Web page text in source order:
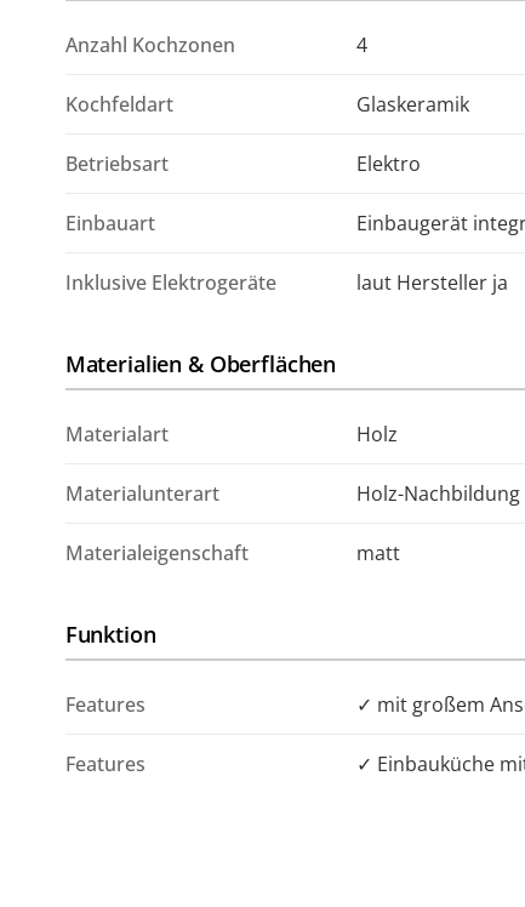
Anzahl Kochzonen 4
Kochfeldart Glaskeramik
Betriebsart Elektro
Einbauart Einbaugerät
Inklusive Elektrogeräte laut Hersteller ja
Materialien & Oberflächen
Materialart Holz
Materialunterart Holz-Nachbildung
Materialeigenschaft matt
Funktion
Features ✓ mit großem
Features ✓ Einbauküche